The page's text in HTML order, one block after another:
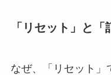
「リセット」と
なぜ、「リセット」